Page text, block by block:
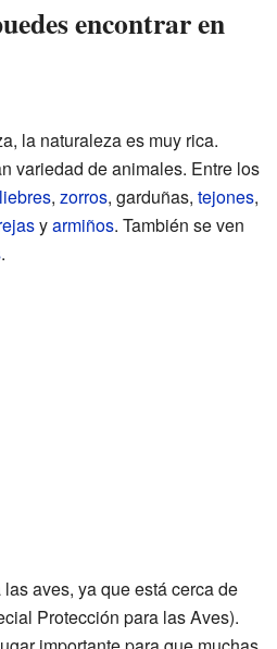
encontrar en
la naturaleza es muy rica.
variedad de animales. Entre los
liebres, zorros, garduñas, tejones,
yarmiños. También se ven
.
aves, ya que está cerca de
Protección para las Aves).